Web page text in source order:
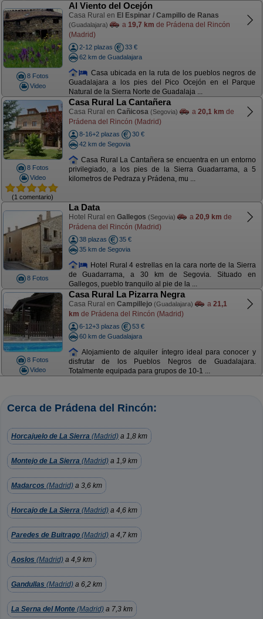
8 Fotos
Video
Al Viento del Ocejón
Casa Rural en El Espinar / Campillo de Ranas
(Guadalajara) a 19,7 km de Prádena del Rincón
(Madrid)
2-12 plazas
33 €
62 km de Guadalajara
Casa ubicada en la ruta de los pueblos negros de
Guadalajara a los pies del Pico Ocejón en el Parque
Natural de la Sierra Norte de Guadalaja ...
8 Fotos
Video
(1 comentario)
Casa Rural La Cantañera
Casa Rural en Cañicosa (Segovia) a 20,1 km de
Prádena del Rincón (Madrid)
8-16+2 plazas
30 €
42 km de Segovia
Casa Rural La Cantañera se encuentra en un entorno
privilegiado, a los pies de la Sierra Guadarrama, a 5
kilometros de Pedraza y Prádena, mu ...
8 Fotos
La Data
Hotel Rural en Gallegos (Segovia) a 20,9 km de
Prádena del Rincón (Madrid)
38 plazas
35 €
35 km de Segovia
Hotel Rural 4 estrellas en la cara norte de la Sierra
de Guadarrama, a 30 km de Segovia. Situado en
Gallegos, pueblo tranquilo al pie de la ...
8 Fotos
Video
Casa Rural La Pizarra Negra
Casa Rural en Campillejo (Guadalajara) a 21,1
km de Prádena del Rincón (Madrid)
6-12+3 plazas
53 €
60 km de Guadalajara
Alojamiento de alquiler íntegro ideal para conocer y
disfrutar de los Pueblos Negros de Guadalajara.
Totalmente equipada para grupos de 10-1 ...
Cerca de Prádena del Rincón:
Horcajuelo de La Sierra (Madrid) a 1,8 km
Montejo de La Sierra (Madrid) a 1,9 km
Madarcos (Madrid) a 3,6 km
Horcajo de La Sierra (Madrid) a 4,6 km
Paredes de Buitrago (Madrid) a 4,7 km
Aoslos (Madrid) a 4,9 km
Gandullas (Madrid) a 6,2 km
La Serna del Monte (Madrid) a 7,3 km